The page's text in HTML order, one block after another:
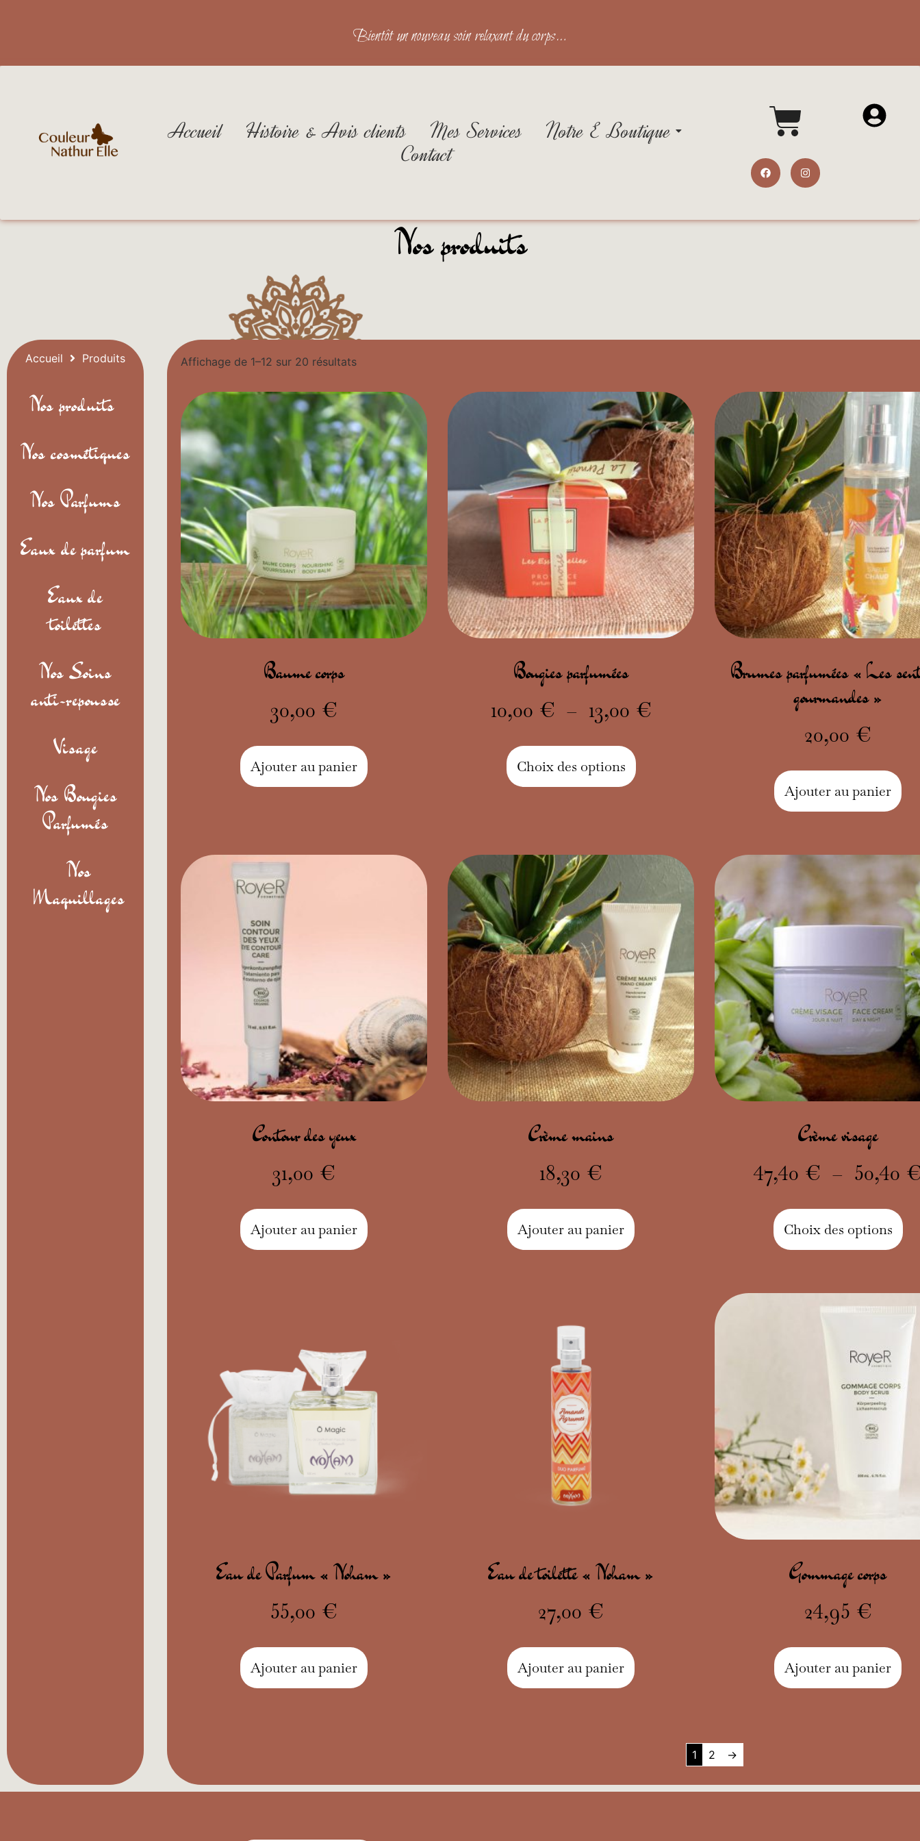
Bientôt un nouveau soin relaxant du corps…
Accueil Histoire & Avis clients Mes Services
Notre E Boutique
Contact
Nos produits
Accueil Produits
Nos produits
Nos cosmétiques
Nos Parfums
Eaux de parfum
Eaux de
toilettes
Nos Soins
anti-repousse
Visage
Nos Bougies
Parfumés
Nos
Maquillages
Affichage de 1–12 sur 20 résultats
Baume corps
30,00 €
Ajouter au panier
Bougies parfumées
10,00 € – 13,00 €
Choix des options
Brumes parfumées « Les
gourmandes »
20,00 €
Ajouter au panier
Contour des yeux
31,00 €
Ajouter au panier
Crème mains
18,30 €
Ajouter au panier
Crème visage
47,40 € – 50,40
Choix des options
Eau de Parfum « Noham »
55,00 €
Ajouter au panier
Eau de toilette « Noham »
27,00 €
Ajouter au panier
Gommage corps
24,95 €
Ajouter au panier
1 2 →